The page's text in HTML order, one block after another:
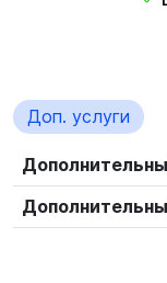
Доп. услуги